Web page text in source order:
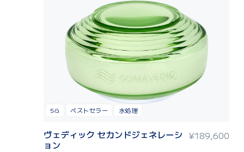
5G ベストセラー 水処理
ヴェディック セカンドジェネレーシ
ョン
¥189,600